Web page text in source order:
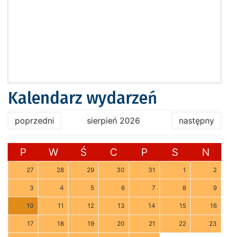
Kalendarz wydarzeń
poprzedni sierpień 2026 następny
P W Ś C P S N
27 28 29 30 31 1 2
3 4 5 6 7 8 9
10 11 12 13 14 15 16
17 18 19 20 21 22 23